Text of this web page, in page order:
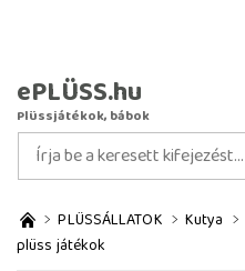
ePLÜSS.hu
Plüssjátékok, bábok
PLÜSSÁLLATOK Kutya
plüss játékok